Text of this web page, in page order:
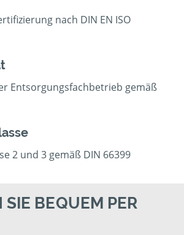
nach DIN EN ISO
Entsorgungsfachbetrieb gemäß
2 und 3 gemäß DIN 66399
SIE BEQUEM PER